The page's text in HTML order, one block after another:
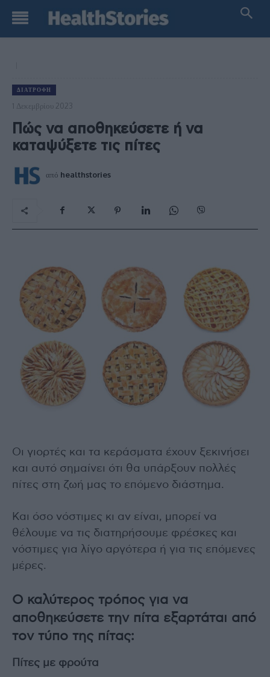
ΔΙΑΤΡΟΦΉ
1 Δεκεμβρίου 2023
Πώς να αποθηκεύσετε ή να
καταψύξετε τις πίτες
από healthstories
Οι γιορτές και τα κεράσματα έχουν ξεκινήσει
και αυτό σημαίνει ότι θα υπάρξουν πολλές
πίτες στη ζωή μας το επόμενο διάστημα.
Και όσο νόστιμες κι αν είναι, μπορεί να
θέλουμε να τις διατηρήσουμε φρέσκες και
νόστιμες για λίγο αργότερα ή για τις επόμενες
μέρες.
Ο καλύτερος τρόπος για να
αποθηκεύσετε την πίτα εξαρτάται από
τον τύπο της πίτας:
Πίτες με φρούτα